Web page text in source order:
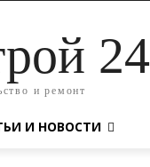
24
и ремонт
И НОВОСТИ